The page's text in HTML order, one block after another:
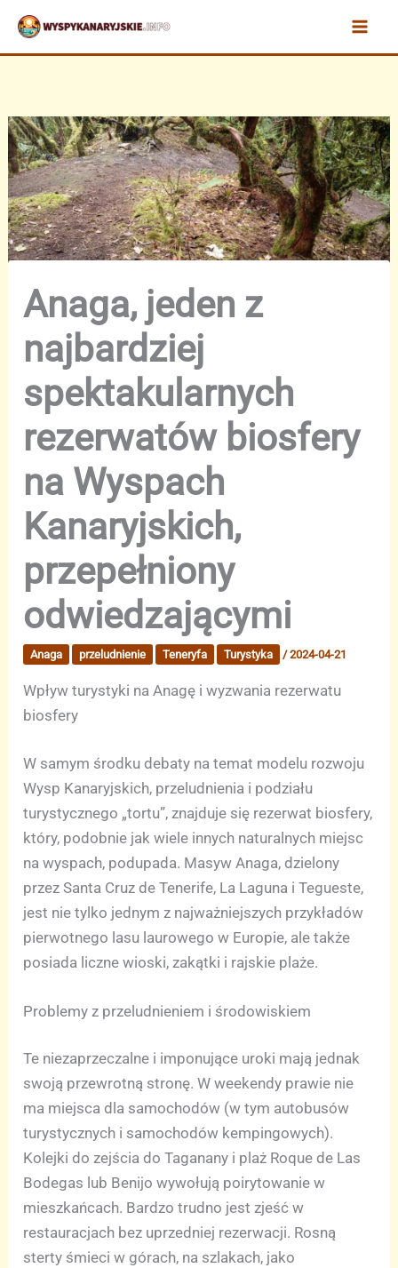
Przejdź
treści
Anaga, jeden z
najbardziej
spektakularnych
rezerwatów biosfery
na Wyspach
Kanaryjskich,
przepełniony
odwiedzającymi
Anaga przeludnienie Teneryfa Turystyka /2024-04-21
Wpływ turystyki na Anagę i wyzwania rezerwatu
biosfery
W samym środku debaty na temat modelu rozwoju
Wysp Kanaryjskich, przeludnienia i podziału
turystycznego „tortu”, znajduje się rezerwat biosfery,
który, podobnie jak wiele innych naturalnych miejsc
na wyspach, podupada. Masyw Anaga, dzielony
przez Santa Cruz de Tenerife, La Laguna i Tegueste,
jest nie tylko jednym z najważniejszych przykładów
pierwotnego lasu laurowego w Europie, ale także
posiada liczne wioski, zakątki i rajskie plaże.
Problemy z przeludnieniem i środowiskiem
Te niezaprzeczalne i imponujące uroki mają jednak
swoją przewrotną stronę. W weekendy prawie nie
ma miejsca dla samochodów (w tym autobusów
turystycznych i samochodów kempingowych).
Kolejki do zejścia do Taganany i plaż Roque de Las
Bodegas lub Benijo wywołują poirytowanie w
mieszkańcach. Bardzo trudno jest zjeść w
restauracjach bez uprzedniej rezerwacji. Rosną
sterty śmieci w górach, na szlakach, jako